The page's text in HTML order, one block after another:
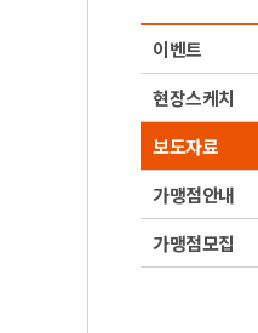
이벤트
현장스케치
보도자료
가맹점안내
가맹점모집